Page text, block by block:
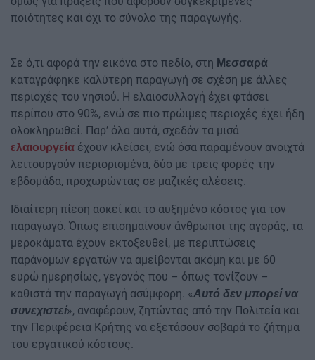
ποιότητες και όχι το σύνολο της παραγωγής.
Σε ό,τι αφορά την εικόνα στο πεδίο, στη Μεσσαρά
καταγράφηκε καλύτερη παραγωγή σε σχέση με άλλες
περιοχές του νησιού. Η ελαιοσυλλογή έχει φτάσει
περίπου στο 90%, ενώ σε πιο πρώιμες περιοχές έχει ήδη
ολοκληρωθεί. Παρ’ όλα αυτά, σχεδόν τα μισά
ελαιουργεία έχουν κλείσει, ενώ όσα παραμένουν ανοιχτά
λειτουργούν περιορισμένα, δύο με τρεις φορές την
εβδομάδα, προχωρώντας σε μαζικές αλέσεις.
Ιδιαίτερη πίεση ασκεί και το αυξημένο κόστος για τον
παραγωγό. Όπως επισημαίνουν άνθρωποι της αγοράς, τα
μεροκάματα έχουν εκτοξευθεί, με περιπτώσεις
παράνομων εργατών να αμείβονται ακόμη και με 60
ευρώ ημερησίως, γεγονός που – όπως τονίζουν –
καθιστά την παραγωγή ασύμφορη. «Αυτό δεν μπορεί να
συνεχιστεί», αναφέρουν, ζητώντας από την Πολιτεία και
την Περιφέρεια Κρήτης να εξετάσουν σοβαρά το ζήτημα
του εργατικού κόστους.